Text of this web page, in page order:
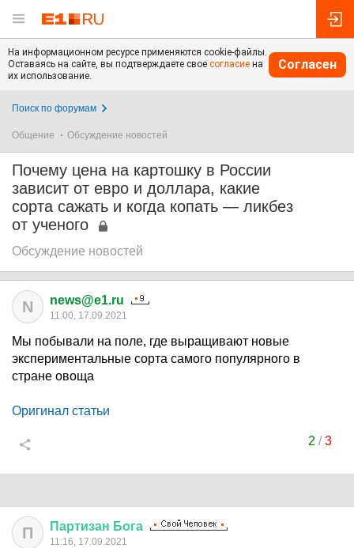
На информационном ресурсе применяются cookie-файлы.
Оставаясь на сайте, вы подтверждаете свое согласие на
их использование.
Согласен
Поиск по форумам
Общение Обсуждение новостей
Почему цена на картошку в России
зависит от евро и доллара, какие
сорта сажать и когда копать — ликбез
от ученого
Обсуждение новостей
N news@e1.ru
11:00, 17.09.2021
Мы побывали на поле, где выращивают новые
экспериментальные сорта самого популярного в
стране овоща
Оригинал статьи
2 /3
П Партизан Бога
11:16, 17.09.2021